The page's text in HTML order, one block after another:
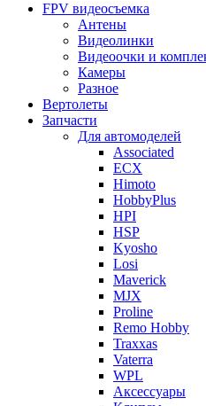
FPV видеосъемка
Антены
Видеолинки
Видеоочки и
Камеры
Разное
Вертолеты
Запчасти
Для автомоделей
Associated
ECX
Himoto
HobbyPlus
HPI
HSP
Kyosho
Losi
Maverick
MJX
Proline
Remo Hobby
Traxxas
Vaterra
WPL
Аксессуары